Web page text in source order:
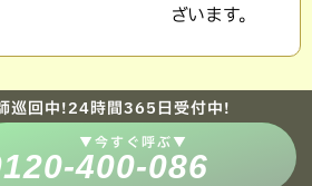
ざいます。
巡回中!24時間365日受付中!
▼今すぐ呼ぶ▼
400-086